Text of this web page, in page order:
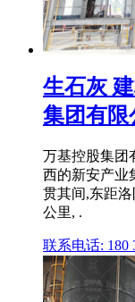
生石灰
集团有限
万基控股集
西的新安产业
贯其间,东距
公里, .
联系电话: 180